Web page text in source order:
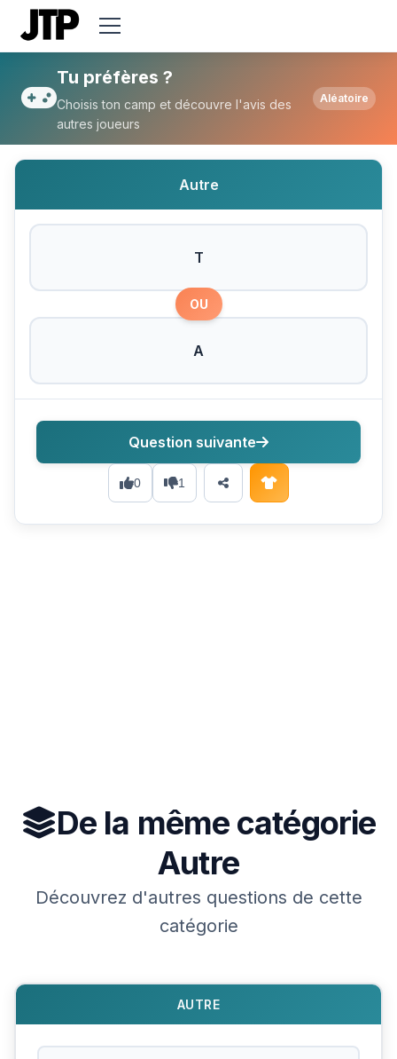
Tu préfères T ou A ?
Tu préfères ?
Choisis ton camp et découvre l'avis des
autres joueurs
Aléatoire
Autre
T
OU
A
0 1
Question suivante
De la même catégorie
Autre
Découvrez d'autres questions de cette
catégorie
AUTRE